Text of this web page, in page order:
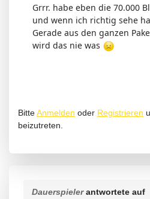
Grrr. habe eben die 70.000
und wenn ich richtig sehe
Gerade aus den ganzen
wird das nie was
BitteAnmelden oder Registrieren
beizutreten.
Dauerspielerantwortete auf